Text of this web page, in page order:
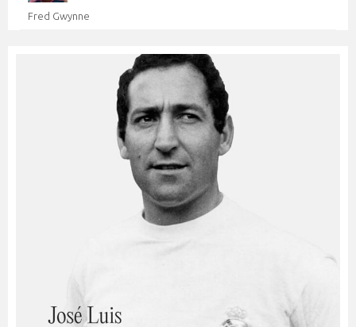
Fred Gwynne